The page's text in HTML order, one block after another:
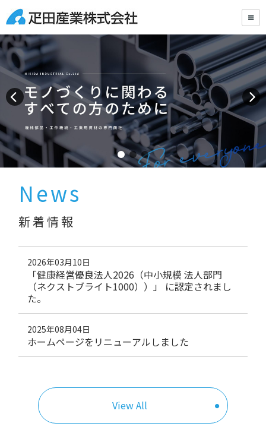
News
新着情報
2026年03月10日
「健康経営優良法人2026（中小規模 法人部門
（ネクストブライト1000））」 に認定されまし
た。
2025年08月04日
ホームページをリニューアルしました
View All